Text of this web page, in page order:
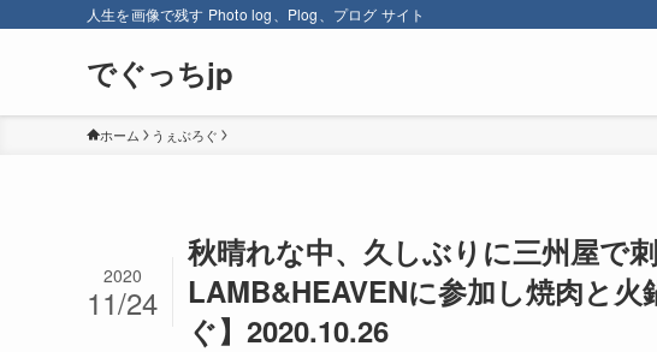
人生を画像で残す Photo log、Plog、プログ サイト
でぐっちjp
ホーム うぇぶろぐ
秋晴れな中、久しぶりに三州屋で
LAMB&HEAVENに参加し焼肉と
ぐ】2020.10.26
2020
11/24